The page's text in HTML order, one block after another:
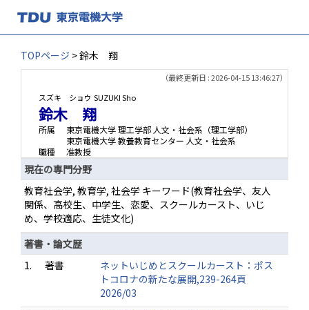
TOPページ > 鈴木 翔
（最終更新日 : 2026-04-15 13:46:27）
スズキ ショウ SUZUKI Sho
鈴木 翔
所属
東京電機大学 理工学部 人文・社会系（理工学部）
東京電機大学 教養教育センター 人文・社会系
職種
准教授
現在の専門分野
教育社会学, 教育学, 社会学 キーワード(教育社会学、友人
関係、高校生、中学生、恋愛、スクールカースト、いじ
め、学校適応、生徒文化)
著書・論文歴
1.
著書
ネットいじめとスクールカースト：ポス
トコロナの新たな展開,239-264頁
2026/03